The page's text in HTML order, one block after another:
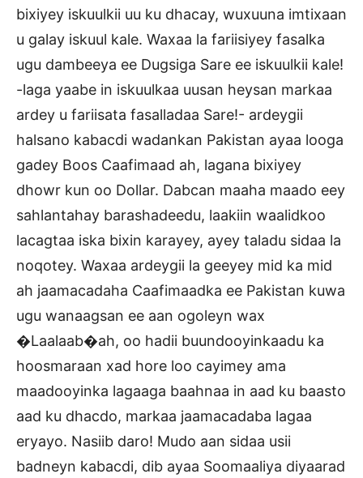
bixiyey iskuulkii uu ku dhacay, wuxuuna imtixaan
u galay iskuul kale. Waxaa la fariisiyey fasalka
ugu dambeeya ee Dugsiga Sare ee iskuulkii kale!
-laga yaabe in iskuulkaa uusan heysan markaa
ardey u fariisata fasalladaa Sare!- ardeygii
halsano kabacdi wadankan Pakistan ayaa looga
gadey Boos Caafimaad ah, lagana bixiyey
dhowr kun oo Dollar. Dabcan maaha maado eey
sahlantahay barashadeedu, laakiin waalidkoo
lacagtaa iska bixin karayey, ayey taladu sidaa la
noqotey. Waxaa ardeygii la geeyey mid ka mid
ah jaamacadaha Caafimaadka ee Pakistan kuwa
ugu wanaagsan ee aan ogoleyn wax
�Laalaab�ah, oo hadii buundooyinkaadu ka
hoosmaraan xad hore loo cayimey ama
maadooyinka lagaaga baahnaa in aad ku baasto
aad ku dhacdo, markaa jaamacadaba lagaa
eryayo. Nasiib daro! Mudo aan sidaa usii
badneyn kabacdi, dib ayaa Soomaaliya diyaarad